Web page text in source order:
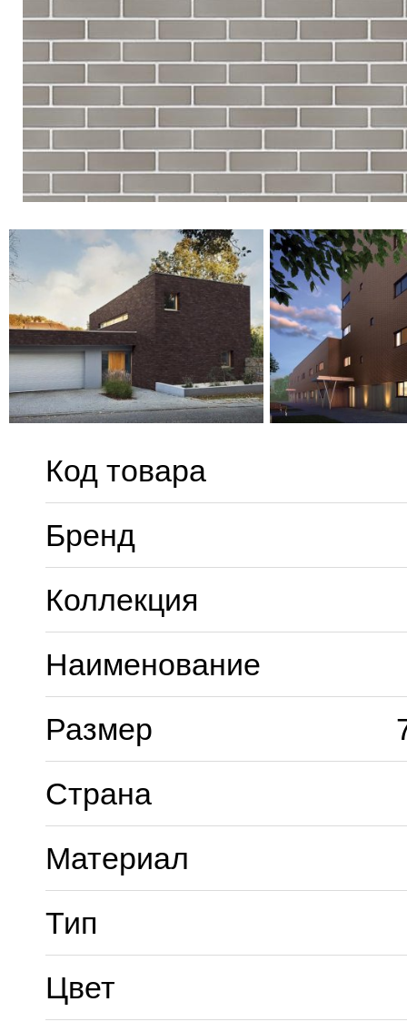
Код товара
Бренд
Коллекция
Наименование
Размер
Страна
Материал
Тип
Цвет